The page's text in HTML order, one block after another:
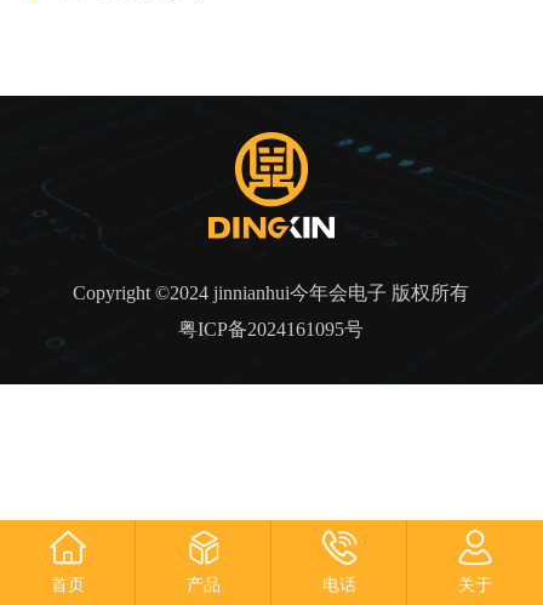
Copyright ©2024 jinnianhui今年会电子 版权所有
粤ICP备2024161095号
首页 产品 电话 关于